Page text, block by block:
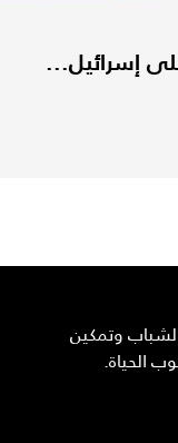
إسرائيل...
وتمكين
الحياة.